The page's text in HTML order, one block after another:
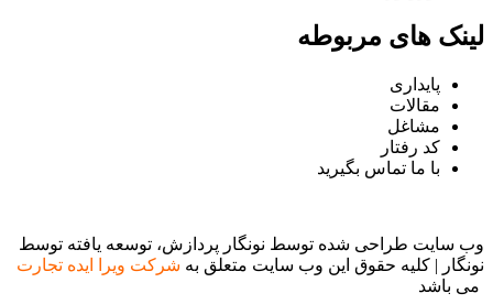
لینک های مربوطه
پایداری
مقالات
مشاغل
کد رفتار
با ما تماس بگیرید
وب سایت طراحی شده توسط نونگار پردازش، توسعه یافته توسط
نونگار | کلیه حقوق این وب سایت متعلق به شرکت ویرا ایده تجارت
می باشد